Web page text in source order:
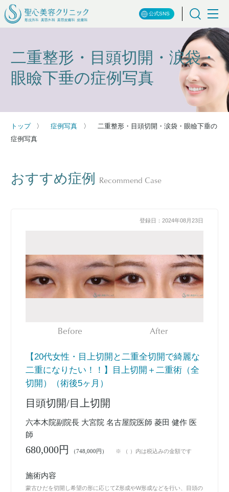
公式SNS
二重整形・目頭切開・涙袋・
眼瞼下垂の症例写真
トップ 症例写真
二重整形・目頭切開・涙袋・眼瞼下垂の
症例写真
おすすめ症例 Recommend Case
Before After
【20代女性・目上切開と二重全切開で綺麗な
二重になりたい！！】目上切開＋二重術（全
切開）（術後5ヶ月）
目頭切開/目上切開
六本木院副院長 大宮院 名古屋院医師 菱田 健作 医
師
680,000円 （748,000円） ※ （ ）内は税込みの金額です
施術内容
蒙古ひだを切開し希望の形に応じてZ形成やW形成などを行い、目頭の
登録日：2024年08月23日